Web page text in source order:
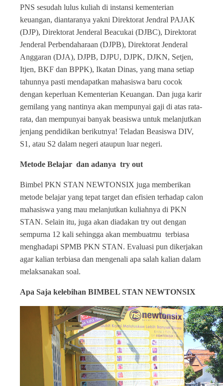
PNS sesudah lulus kuliah di instansi kementerian
keuangan, diantaranya yakni Direktorat Jendral PAJAK
(DJP), Direktorat Jenderal Beacukai (DJBC), Direktorat
Jenderal Perbendaharaan (DJPB), Direktorat Jenderal
Anggaran (DJA), DJPB, DJPU, DJPK, DJKN, Setjen,
Itjen, BKF dan BPPK), Ikatan Dinas, yang mana setiap
tahunnya pasti mendapatkan mahasiswa baru cocok
dengan keperluan Kementerian Keuangan. Dan juga karir
gemilang yang nantinya akan mempunyai gaji di atas rata-
rata, dan mempunyai banyak beasiswa untuk melanjutkan
jenjang pendidikan berikutnya! Teladan Beasiswa DIV,
S1, atau S2 dalam negeri ataupun luar negeri.
Metode Belajar dan adanya try out
Bimbel PKN STAN NEWTONSIX juga memberikan
metode belajar yang tepat target dan efisien terhadap calon
mahasiswa yang mau melanjutkan kuliahnya di PKN
STAN. Selain itu, juga akan diadakan try out dengan
sempurna 12 kali sehingga akan membuatmu terbiasa
menghadapi SPMB PKN STAN. Evaluasi pun dikerjakan
agar kalian terbiasa dan mengenali apa salah kalian dalam
melaksanakan soal.
Apa Saja kelebihan BIMBEL STAN NEWTONSIX